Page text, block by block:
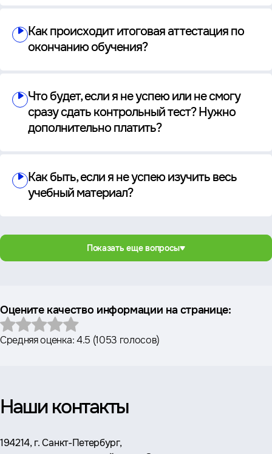
Как происходит итоговая аттестация по
окончанию обучения?
Что будет, если я не успею или не смогу
сразу сдать контрольный тест? Нужно
дополнительно платить?
Как быть, если я не успею изучить весь
учебный материал?
Показать еще вопросы
Оцените качество информации на странице:
Средняя оценка:4.5 (1053 голосов)
Наши контакты
Адрес:
194214, г. Санкт-Петербург,